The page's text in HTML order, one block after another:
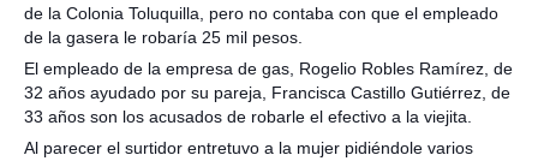
de la Colonia Toluquilla, pero no contaba con que el empleado
de la gasera le robaría 25 mil pesos.
El empleado de la empresa de gas, Rogelio Robles Ramírez, de
32 años ayudado por su pareja, Francisca Castillo Gutiérrez, de
33 años son los acusados de robarle el efectivo a la viejita.
Al parecer el surtidor entretuvo a la mujer pidiéndole varios